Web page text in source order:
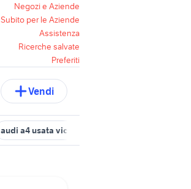
Negozi e Aziende
Subito per le Aziende
Assistenza
Ricerche salvate
Preferiti
Vendi
audi a4 usata vicenza